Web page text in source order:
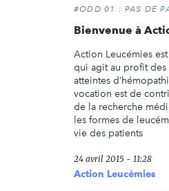
#ODD 01 : PAS DE
Bienvenue à
Action Leucémies
qui agit au profit des
atteintes
vocation est de
de la recherche
les formes de
vie des patients
24 avril 2015 - 11:28
Action Leucémies